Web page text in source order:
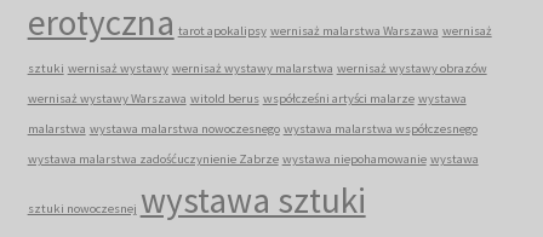
erotyczna tarot apokalipsy wernisaż malarstwa Warszawa wernisaż
sztuki wernisaż wystawy wernisaż wystawy malarstwa wernisaż wystawy obrazów
wernisaż wystawy Warszawa witold berus współcześni artyści malarze wystawa
malarstwa wystawa malarstwa nowoczesnego wystawa malarstwa współczesnego
wystawa malarstwa zadośćuczynienie Zabrze wystawa niepohamowanie wystawa
sztuki nowoczesnej wystawa sztuki